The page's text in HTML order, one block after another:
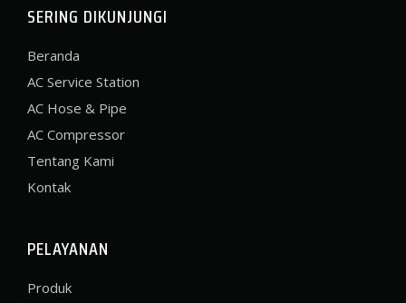
SERING DIKUNJUNGI
Beranda
AC Service Station
AC Hose & Pipe
AC Compressor
Tentang Kami
Kontak
PELAYANAN
Produk